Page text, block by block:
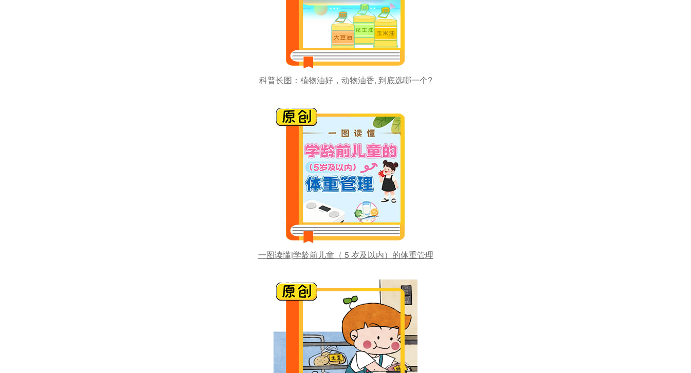
科普长图：植物油好，动物油香, 到底选哪一个?
一图读懂|学龄前儿童（ 5 岁及以内）的体重管理